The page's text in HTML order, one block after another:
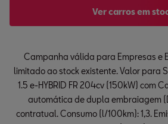
Ver carros em
Campanha válida para Empresas e
limitado ao stock existente. Valor para
1.5 e-HYBRID FR 204cv (150kW) com
automática de dupla embraiagem
contratual. Consumo (l/100km): 1,3.